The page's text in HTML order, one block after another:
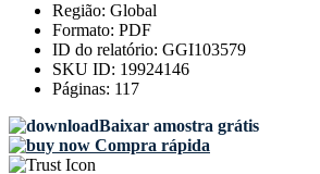
Região: Global
Formato: PDF
ID do relatório: GGI103579
SKU ID: 19924146
Páginas: 117
Baixar amostra grátis
Compra rápida